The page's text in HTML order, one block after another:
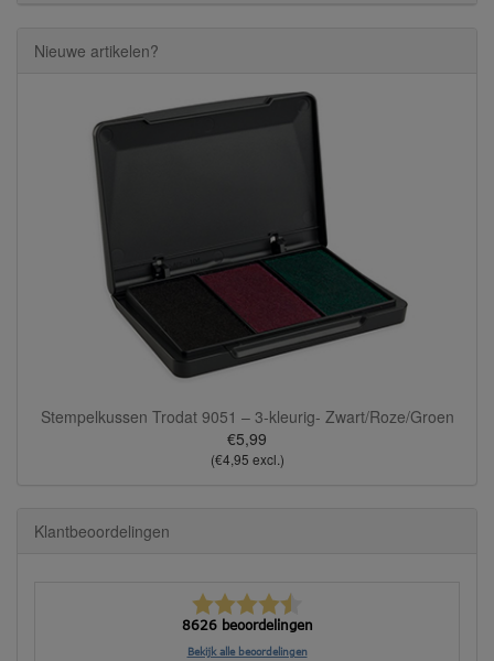
Nieuwe artikelen?
Stempelkussen Trodat 9051 – 3-kleurig- Zwart/Roze/Groen
€5,99
(€4,95 excl.)
Klantbeoordelingen
8626 beoordelingen
Bekijk alle beoordelingen